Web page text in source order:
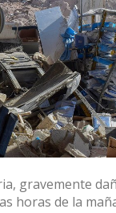
gravemente
horas de la